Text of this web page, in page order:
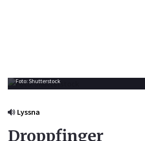
Foto: Shutterstock
Lyssna
Droppfinger